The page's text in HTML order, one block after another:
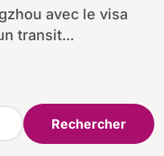
transit...